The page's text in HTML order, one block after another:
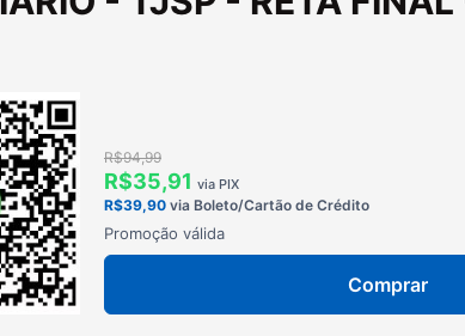
R$94,99
R$35,91 via PIX
R$39,90 via Boleto/Cartão de Crédito
Promoção válida
Comprar